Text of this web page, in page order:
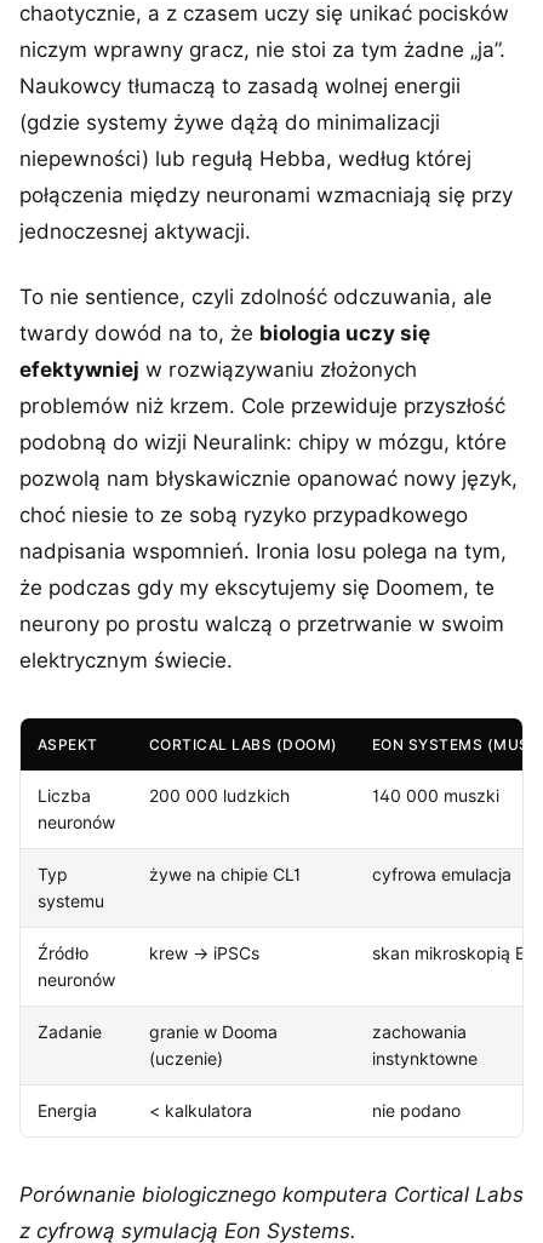
chaotycznie, a z czasem uczy się unikać pocisków
niczym wprawny gracz, nie stoi za tym żadne „ja”.
Naukowcy tłumaczą to zasadą wolnej energii
(gdzie systemy żywe dążą do minimalizacji
niepewności) lub regułą Hebba, według której
połączenia między neuronami wzmacniają się przy
jednoczesnej aktywacji.
To nie sentience, czyli zdolność odczuwania, ale
twardy dowód na to, że biologia uczy się
efektywniej w rozwiązywaniu złożonych
problemów niż krzem. Cole przewiduje przyszłość
podobną do wizji Neuralink: chipy w mózgu, które
pozwolą nam błyskawicznie opanować nowy język,
choć niesie to ze sobą ryzyko przypadkowego
nadpisania wspomnień. Ironia losu polega na tym,
że podczas gdy my ekscytujemy się Doomem, te
neurony po prostu walczą o przetrwanie w swoim
elektrycznym świecie.
ASPEKT CORTICAL LABS (DOOM) EON SYSTEMS
Liczba
neuronów
200 000 ludzkich 140 000 muszki
Typ
systemu
żywe na chipie CL1 cyfrowa emulacja
Źródło
neuronów
krew -> iPSCs skan mikroskopią EM
Zadanie
granie w Dooma
(uczenie)
zachowania
instynktowne
Energia < kalkulatora nie podano
Porównanie biologicznego komputera Cortical Labs
z cyfrową symulacją Eon Systems.